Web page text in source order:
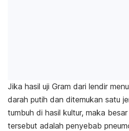
Jika hasil uji Gram dari lendir
darah putih dan ditemukan satu
tumbuh di hasil kultur, maka
tersebut adalah penyebab